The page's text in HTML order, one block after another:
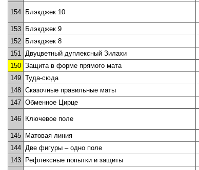
154 Блэкджек 10
153 Блэкджек 9
152 Блэкджек 8
151
Двуцветный дуплексный Зилахи
150 Защита в форме прямого мата
149 Туда-сюда
148 Сказочные правильные маты
147 Обменное Цирце
146 Ключевое поле
145 Матовая линия
144 Две фигуры – одно поле
143 Рефлексные попытки и защиты